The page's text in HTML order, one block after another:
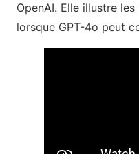
OpenAI. Elle illustre
lorsque GPT-4o peut